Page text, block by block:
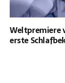
Weltpremiere
erste